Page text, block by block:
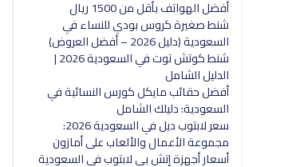
أفضل الهواتف بأقل من 1500 ريال
شنط صغيرة كروس بودي للنساء في
السعودية (دليل 2026 – أفضل العروض)
شنط كوتش توت في السعودية 2026 |
الدليل الشامل
أفضل حقائب مايكل كورس النسائية في
السعودية: دليلك الشامل
سعر لابتوب ديل في السعودية 2026:
مجموعة الأعمال والألعاب على أمازون
أسعار أجهزة إتش بي لابتوب في السعودية